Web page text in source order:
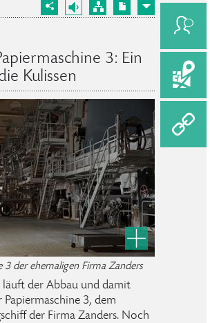
3: Ein
Kulissen
3 der ehemaligen Firma Zanders
läuft der Abbau und damit
3, dem
der Firma Zanders. Noch